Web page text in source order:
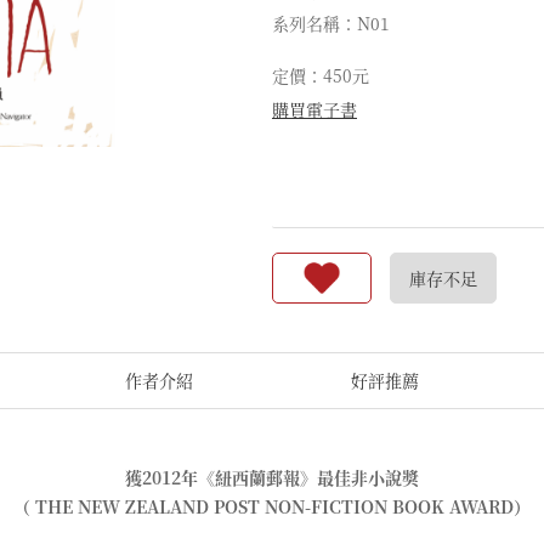
系列名稱：N01
定價：450元
購買電子書
庫存不足
作者介紹 好評推薦
獲2012年《紐西蘭郵報》最佳非小說獎
（ THE NEW ZEALAND POST NON-FICTION BOOK AWARD）